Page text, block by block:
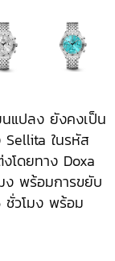
นแปลง ยังคงเป็น
Sellita ในรหัส
โดยทาง Doxa
ง พร้อมการขยับ
ชั่วโมง พร้อม